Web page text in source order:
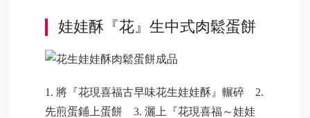
娃娃酥『花』生中式肉鬆蛋餅
1. 將『花現喜福古早味花生娃娃酥』輾碎 2.
先煎蛋鋪上蛋餅 3. 灑上『花現喜福～娃娃